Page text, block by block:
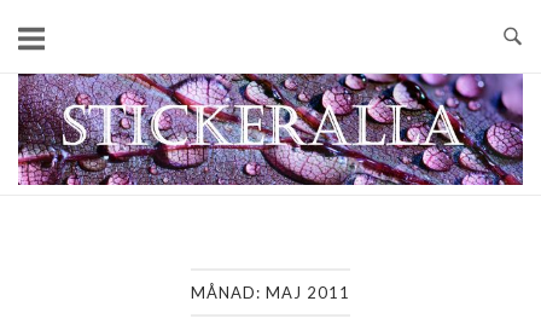
content
Home
MÅNAD: MAJ 2011